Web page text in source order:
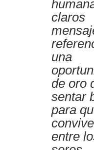
claros
una
de oro
sentar
para
entre